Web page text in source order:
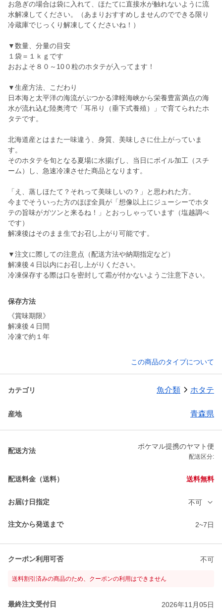
お急ぎの場合は袋に入れて、ほたてに直接水が触れないように流
水解凍してください。（あまりおすすめしませんのでできる限り
冷蔵庫でじっくり解凍してくださいね！）
▼数量、分量の目安
１袋＝１ｋｇです
おおよそ８０～10０粒のホタテが入ってます！
▼生産方法、こだわり
日本海と太平洋の海流がぶつかる津軽海峡から栄養豊富満点の海
水が流れ込む陸奥湾で「耳吊り（垂下式養殖）」で育てられたホ
タテです。
北海道産とはまた一味違う、身質、美味しさに仕上がっていま
す。
そのホタテを旬となる夏場に水揚げし、当日にボイル加工（スチ
ーム）し、急速冷凍させた商品となります。
「え、蒸しほたて？それって美味しいの？」と思われた方。
今までそういった方のほぼ全員が「想像以上にジューシーでホタ
テの旨味がガツンと来るね！」とおっしゃっています（塩越調べ
です）
解凍後はそのまま生でお召し上がり可能です。
▼注文に際しての注意点（配送方法や納期指定など）
解凍後４日以内にお召し上がりください。
冷凍保存する際は口を密封して霜が付かないようご注意下さい。
保存方法
《賞味期限》
解凍後４日間
冷凍で約１年
この商品のタイプについて
カテゴリ 魚介類 ホタテ
産地 青森県
配送方法
ポケマル提携のヤマト便
配送区分:
配送料金（送料） 送料無料
お届け日指定 不可
注文から発送まで 2~7日
クーポン利用可否 不可
送料割引済みの商品のため、クーポンの利用はできません
最終注文受付日 2026年11月05日